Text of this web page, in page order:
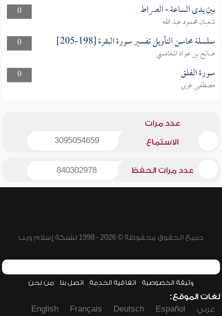
0
بين يدى الساعة - الصراط
شعبان محمود عبد الله
0
سلسلة محاسن التأويل تفسير سورة البقرة [198-205]
صالح بن عواد المغامسي
0
سورة الفلق
مصطفى غربي
عدد مرات
الاستماع 3095054659
عدد مرات الحفظ 840302978
جميع الحقوق محفوظة © 2026 - 1998 لشبكة إسلام ويب
وثيقة الخصوصية اتفاقية الخدمة اتصل بنا من نحن
لغات الموقع:
عربي
Español
Deutsch
Français
English